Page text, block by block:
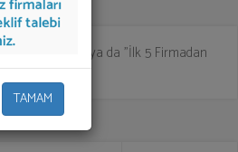
TAMAM
seçim yapıp ya da "İlk 5 Firmadan